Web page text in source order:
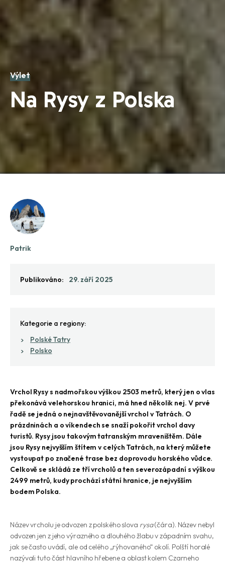
Výlet
Na Rysy z Polska
Vrchol Rysy s nadmořskou výškou 2503 metrů, který jen o vlas
překonává velehorskou hranici, má hned několik nej. V prvé
řadě se jedná o nejnavštěvovanější vrchol v Tatrách. O
prázdninách a o víkendech se snaží pokořit vrchol davy
turistů. Rysy jsou takovým tatranským mraveništěm. Dále
jsou Rysy nejvyšším štítem v celých Tatrách, na který můžete
vystoupat po značené trase bez doprovodu horského vůdce.
Celkově se skládá ze tří vrcholů a ten severozápadní s výškou
2499 metrů, kudy prochází státní hranice, je nejvyšším
bodem Polska.
Název vrcholu je odvozen z polského slova rysa(čára). Název nebyl
odvozen jen z jeho výrazného a dlouhého žlabu v západním svahu,
jak se často uvádí, ale od celého „rýhovaného“ okolí. Polští horalé
nazývali tuto část hlavního hřebene a oblast kolem Czarneho
Patrik
Publikováno: 29. září 2025
Kategorie a regiony:
Polské Tatry
Polsko